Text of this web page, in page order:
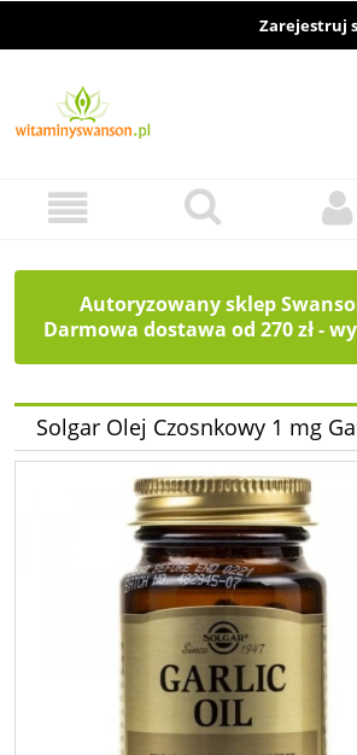
Zarejestruj
Autoryzowany sklep
Darmowa dostawa od 270 zł -
Solgar Olej Czosnkowy 1 mg